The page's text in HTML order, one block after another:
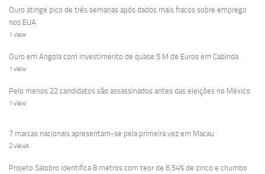
Ouro atinge pico de três semanas após dados mais fracos sobre emprego
nos EUA
1 view
Ouro em Angola com investimento de quase 5 M de Euros em Cabinda
1 view
Pelo menos 22 candidatos são assassinados antes das eleições no México
1 view
7 marcas nacionais apresentam-se pela primeira vez em Macau
2 views
Projeto Salobro identifica 8 metros com teor de 6,54% de zinco e chumbo